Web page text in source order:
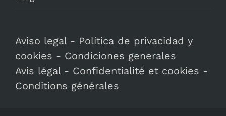
Aviso legal- Política de privacidad y
cookies - Condiciones generales
Avis légal- Confidentialité et cookies -
Conditions générales